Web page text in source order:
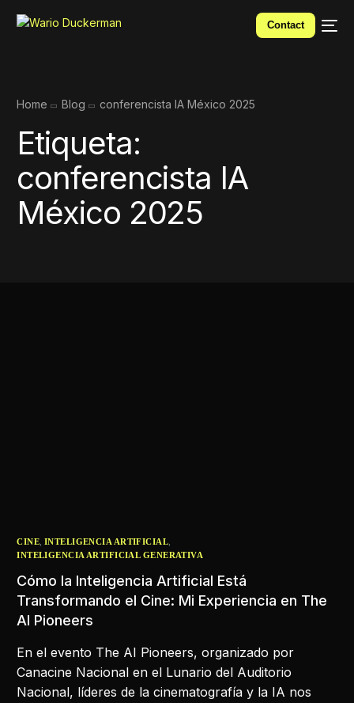
Contact
Home Blog conferencista IA México 2025
Etiqueta:
conferencista IA
México 2025
CINE, INTELIGENCIA ARTIFICIAL,
INTELIGENCIA ARTIFICIAL GENERATIVA
Cómo la Inteligencia Artificial Está
Transformando el Cine: Mi Experiencia en The
AI Pioneers
En el evento The AI Pioneers, organizado por
Canacine Nacional en el Lunario del Auditorio
Nacional, líderes de la cinematografía y la IA nos